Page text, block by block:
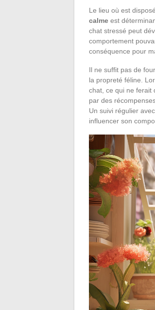
Le lieu où est
calme est
chat stressé peut
comportement
conséquence pour
Il ne suffit pas de
la propreté féline.
chat, ce qui ne ferait
par des
Un suivi régulier
influencer son